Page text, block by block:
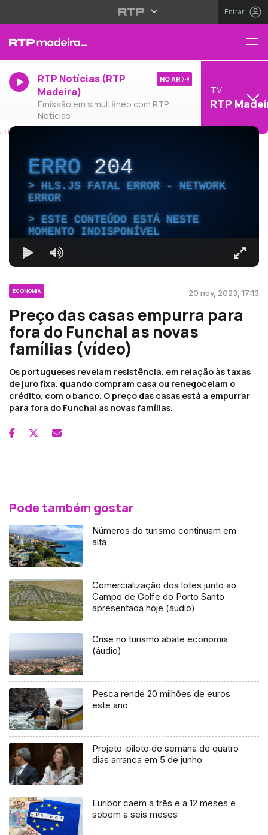
Entrar
RTP Notícias (RTP
Madeira)
Emissão em simultâneo com RTP
Notícias
NO AR
TV
RTP
ERRO204
HLS.JS FATAL ERROR - NETWORK
ERROR
ESTE CONTEÚDO ESTÁ NESTE
MOMENTO INDISPONÍVEL
ECONOMIA 20 nov, 2023, 17:13
Preço das casas empurra para
fora do Funchal as novas
famílias (vídeo)
Os portugueses revelam resistência, em relação às taxas
de juro fixa, quando compram casa ou renegoceiam o
crédito, com o banco. O preço das casas está a empurrar
para fora do Funchal as novas famílias.
Pode também gostar
Números do turismo continuam em
alta
Comercialização dos lotes junto ao
Campo de Golfe do Porto Santo
apresentada hoje (áudio)
Crise no turismo abate economia
(áudio)
Pesca rende 20 milhões de euros
este ano
Projeto-piloto de semana de quatro
dias arranca em 5 de junho
Euribor caem a três e a 12 meses e
sobem a seis meses